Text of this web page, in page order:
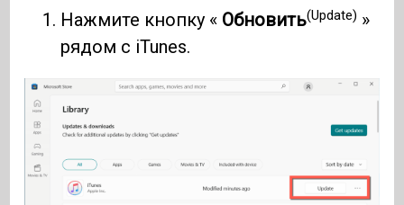
Нажмите кнопку « Обновить(Update) »
рядом с iTunes.